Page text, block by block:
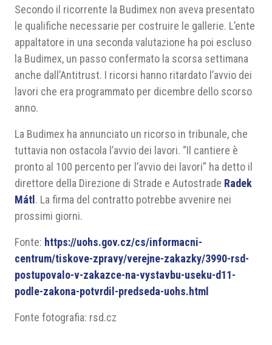
Secondo il ricorrente la Budimex non aveva presentato
le qualifiche necessarie per costruire le gallerie. L’ente
appaltatore in una seconda valutazione ha poi escluso
la Budimex, un passo confermato la scorsa settimana
anche dall’Antitrust. I ricorsi hanno ritardato l’avvio dei
lavori che era programmato per dicembre dello scorso
anno.
La Budimex ha annunciato un ricorso in tribunale, che
tuttavia non ostacola l’avvio dei lavori. “Il cantiere è
pronto al 100 percento per l’avvio dei lavori” ha detto il
direttore della Direzione di Strade e Autostrade Radek
Mátl . La firma del contratto potrebbe avvenire nei
prossimi giorni.
Fonte: https://uohs.gov.cz/cs/informacni-
centrum/tiskove-zpravy/verejne-zakazky/3990-rsd-
postupovalo-v-zakazce-na-vystavbu-useku-d11-
podle-zakona-potvrdil-predseda-uohs.html
Fonte fotografia: rsd.cz